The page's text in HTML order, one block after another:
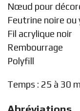
Nœud pour
Feutrine noire ou
Fil acrylique noir
Rembourrage
Polyfill
Temps : 25 à 30